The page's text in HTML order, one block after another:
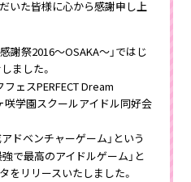
いた皆様に心から感謝申し上
謝祭2016～OSAKA～」ではじ
ました。
ェスPERFECT Dream
咲学園スクールアイドル同好会
ドベンチャーゲーム」という
で最高のアイドルゲーム」と
をリリースいたしました。